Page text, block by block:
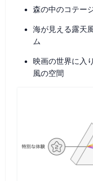
森の中のコテー
海が見える露天
ム
映画の世界に入
風の空間